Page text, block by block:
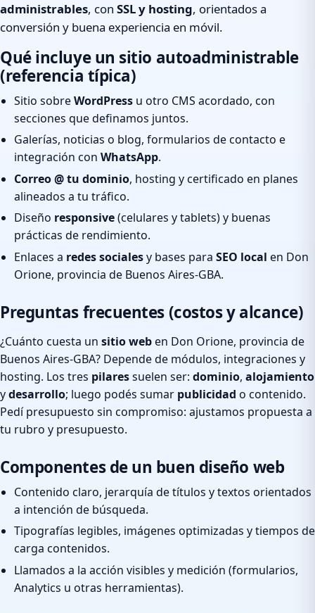
administrables, con SSL y hosting, orientados a
conversión y buena experiencia en móvil.
Qué incluye un sitio autoadministrable
(referencia típica)
Sitio sobreWordPress u otro CMS acordado, con
secciones que definamos juntos.
Galerías, noticias o blog, formularios de contacto e
integración con WhatsApp.
Correo @ tu dominio, hosting y certificado en planes
alineados a tu tráfico.
Diseño responsive(celulares y tablets) y buenas
prácticas de rendimiento.
Enlaces a redes socialesy bases para SEO local en Don
Orione, provincia de Buenos Aires-GBA.
Preguntas frecuentes (costos y alcance)
¿Cuánto cuesta un sitio weben Don Orione, provincia de
Buenos Aires-GBA? Depende de módulos, integraciones y
hosting. Los tres pilaressuelen ser: dominio, alojamiento
ydesarrollo; luego podés sumar publicidad o contenido.
Pedí presupuesto sin compromiso: ajustamos propuesta a
tu rubro y presupuesto.
Componentes de un buen diseño web
Contenido claro, jerarquía de títulos y textos orientados
a intención de búsqueda.
Tipografías legibles, imágenes optimizadas y tiempos de
carga contenidos.
Llamados a la acción visibles y medición (formularios,
Analytics u otras herramientas).